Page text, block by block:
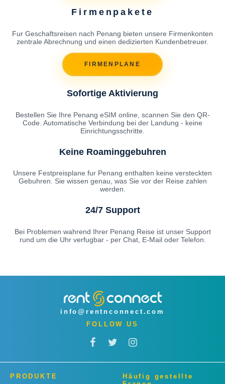
Firmenpakete
Fur Geschaftsreisen nach Penang bieten unsere Firmenkonten
zentrale Abrechnung und einen dedizierten Kundenbetreuer.
FIRMENPLANE
Sofortige Aktivierung
Bestellen Sie Ihre Penang eSIM online, scannen Sie den QR-
Code. Automatische Verbindung bei der Landung - keine
Einrichtungsschritte.
Keine Roaminggebuhren
Unsere Festpreisplane fur Penang enthalten keine versteckten
Gebuhren. Sie wissen genau, was Sie vor der Reise zahlen
werden.
24/7 Support
Bei Problemen wahrend Ihrer Penang Reise ist unser Support
rund um die Uhr verfugbar - per Chat, E-Mail oder Telefon.
info@rentnconnect.com
FOLLOW US
PRODUKTE
Häufig gestellte